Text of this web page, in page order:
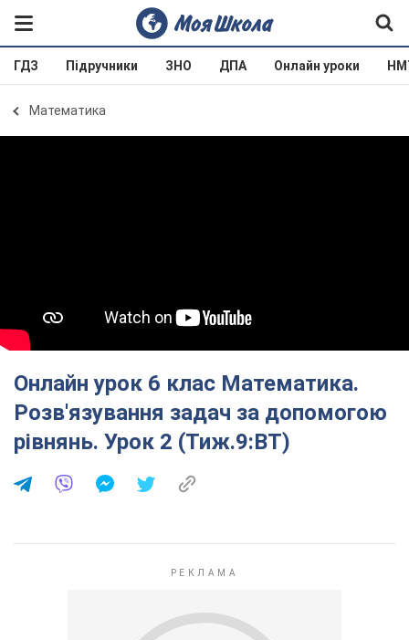
ГДЗ Підручники ЗНО ДПА Онлайн уроки
Математика
Онлайн урок 6 клас Математика.
Розв′язування задач за допомогою
рівнянь. Урок 2 (Тиж.9:ВТ)